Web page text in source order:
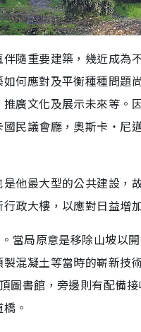
隨重要建築，幾近成為
何應對及平衡種種問題
廣文化及展示未來等。
民議會廳，奧斯卡‧尼
他最大型的公共建設
政大樓，以應對日益增
當局原意是移除山坡以
混凝土等當時的嶄新
圖書館，旁邊則有配備
。